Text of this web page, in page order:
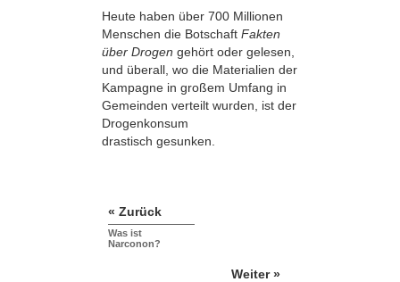
Heute haben über 700 Millionen
Menschen die Botschaft Fakten
über Drogen gehört oder gelesen,
und überall, wo die Materialien der
Kampagne in großem Umfang in
Gemeinden verteilt wurden, ist der
Drogenkonsum
drastisch gesunken.
« Zurück
Was ist
Narconon?
Weiter »